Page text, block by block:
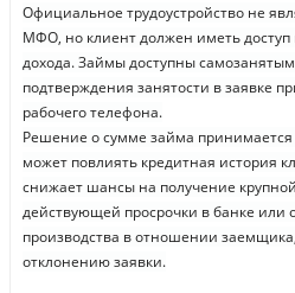
Официальное трудоустройство не
МФО, но клиент должен иметь доступ
дохода. Займы доступны
подтверждения занятости в заявке
рабочего телефона.
Решение о сумме займа
может повлиять кредитная история
снижает шансы на получение
действующей просрочки в банке или
производства в отношении
отклонению заявки.